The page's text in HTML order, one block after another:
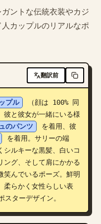
ントな伝統衣装やカジ
カップルのリアルなポ
翻訳前
プル
（顔は 100% 同
彼と彼女が一緒にいる様
のパンツ
を着用、彼
を着用。サリーの端
シルキーな黒髪、白いコ
ング、そして肩にかかる
笑んでいるポーズ。鮮明
柔らかく女性らしい表
ターデザイン。